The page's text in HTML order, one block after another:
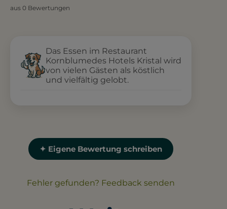
aus 0 Bewertungen
Das Essen im Restaurant
Kornblumedes Hotels Kristal wird
von vielen Gästen als köstlich
und vielfältig gelobt.
✦ Eigene Bewertung schreiben
Fehler gefunden? Feedback senden